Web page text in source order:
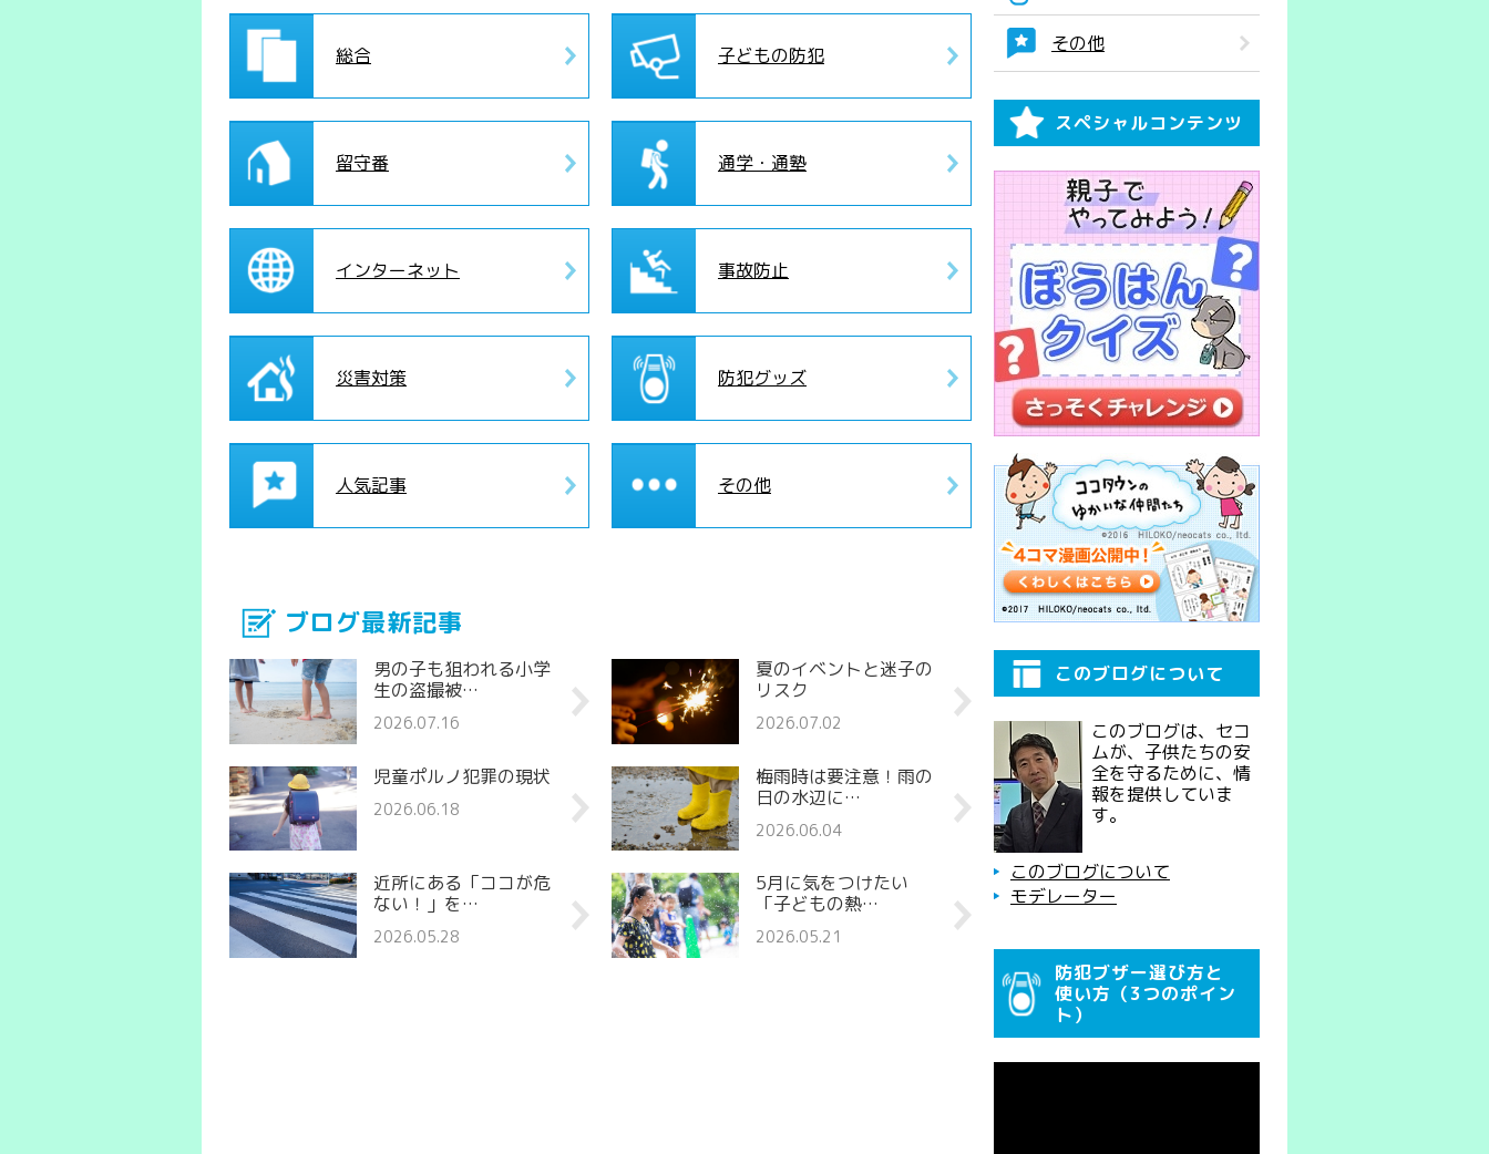
総合 子どもの防犯
留守番 通学・通塾
インターネット 事故防止
災害対策 防犯グッズ
人気記事 その他
ブログ最新記事
男の子も狙われる小学
生の盗撮被…
2026.07.16
夏のイベントと迷子の
リスク
2026.07.02
児童ポルノ犯罪の現状
2026.06.18
梅雨時は要注意！雨の
日の水辺に…
2026.06.04
近所にある「ココが危
ない！」を…
2026.05.28
5月に気をつけたい
「子どもの熱…
2026.05.21
その他
スペシャルコンテンツ
このブログについて
このブログは、セコ
ムが、子供たちの安
全を守るために、情
報を提供していま
す。
このブログについて
モデレーター
防犯ブザー選び方と
使い方（3つのポイン
ト）